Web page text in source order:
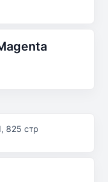
825 стр